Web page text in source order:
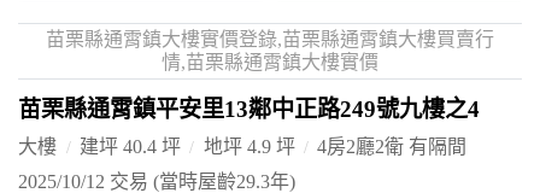
苗栗縣通霄鎮大樓實價登錄,苗栗縣通霄鎮大樓買賣行
情,苗栗縣通霄鎮大樓實價
苗栗縣通霄鎮平安里13鄰中正路249號九樓之4
大樓 建坪 40.4 坪 地坪 4.9 坪
4房2廳2衛 有隔間
2025/10/12 交易 (當時屋齡29.3年)